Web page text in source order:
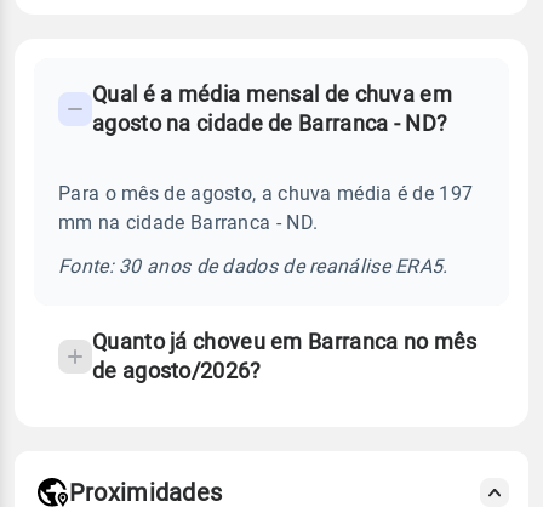
Perguntas
sobre
chuva
Qual é a média mensal de chuva em
agosto na cidade de Barranca - ND?
Para o mês de agosto, a chuva média é de 197
mm na cidade Barranca - ND.
Fonte: 30 anos de dados de reanálise ERA5.
Quanto já choveu em Barranca no mês
de agosto/2026?
Proximidades